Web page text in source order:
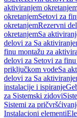
aktiviranjem
okretanjemSetovi za
okretanjemRezervni
okretanjemSa
delovi za Sa
finu montažu za
delovi za Setovi za
priključkom vodeSa
delovi za Sa
instalacije i ispiranje
za Sistemski zidovi
Sistemi za
Instalacioni elementi